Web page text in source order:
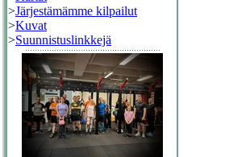
>Järjestämämme kilpailut
>Kuvat
>Suunnistuslinkkejä